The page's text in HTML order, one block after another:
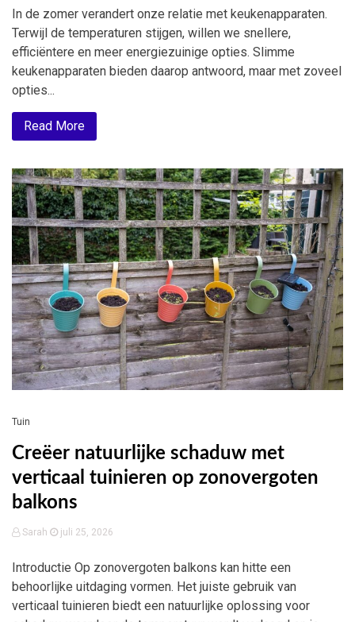
In de zomer verandert onze relatie met keukenapparaten.
Terwijl de temperaturen stijgen, willen we snellere,
efficiëntere en meer energiezuinige opties. Slimme
keukenapparaten bieden daarop antwoord, maar met zoveel
opties...
Read More
Tuin
Creëer natuurlijke schaduw met
verticaal tuinieren op zonovergoten
balkons
Sarah juli 25, 2026
Introductie Op zonovergoten balkons kan hitte een
behoorlijke uitdaging vormen. Het juiste gebruik van
verticaal tuinieren biedt een natuurlijke oplossing voor